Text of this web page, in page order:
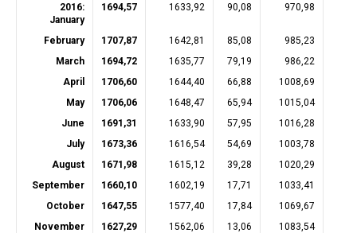
2016:
January
1694,57 1633,92 90,08 970,98
February 1707,87 1642,81 85,08 985,23
March
1694,72 1635,77 79,19 986,22
April
1706,60 1644,40 66,88 1008,69
May
1706,06 1648,47 65,94 1015,04
June
1691,31 1633,90 57,95 1016,28
July
1673,36 1616,54 54,69 1003,78
August
1671,98 1615,12 39,28 1020,29
September
1660,10 1602,19 17,71 1033,41
October
1647,55 1577,40 17,84 1069,67
November
1627,29 1562,06 13,06 1083,54